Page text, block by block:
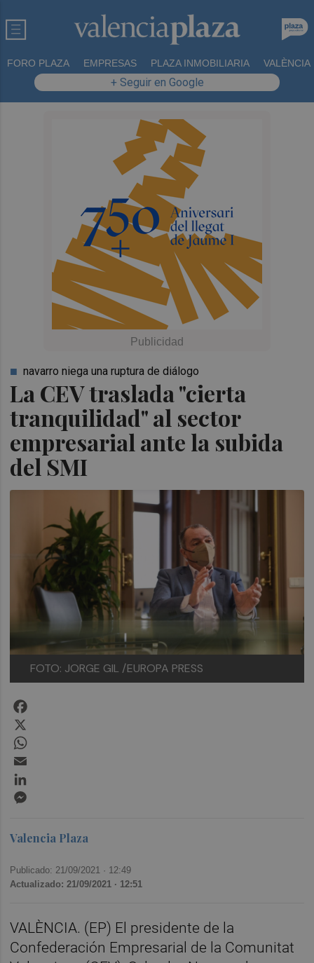
FORO PLAZA EMPRESAS PLAZA INMOBILIARIA VALÈNCIA
+ Seguir en Google
La CEV traslada "cierta
tranquilidad" al sector
empresarial ante la subida
del SMI
navarro niega una ruptura de diálogo
FOTO: JORGE GIL /EUROPA PRESS
Valencia Plaza
Publicado: 21/09/2021 · 12:49
Actualizado: 21/09/2021 · 12:51
VALÈNCIA. (EP) El presidente de la
Confederación Empresarial de la Comunitat